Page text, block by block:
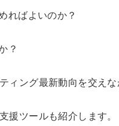
ればよいのか？
？
ィング最新動向を交え
援ツールも紹介します。